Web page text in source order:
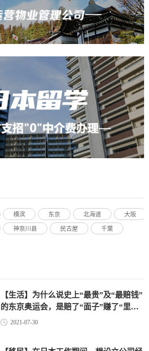
横滨 东京 北海道 大阪
神奈川县 民古屋 千葉
【生活】为什么说史上“最贵”及“最赔钱”
的东京奥运会，是赔了“面子”赚了“里
子”？（上）
2021-07-30